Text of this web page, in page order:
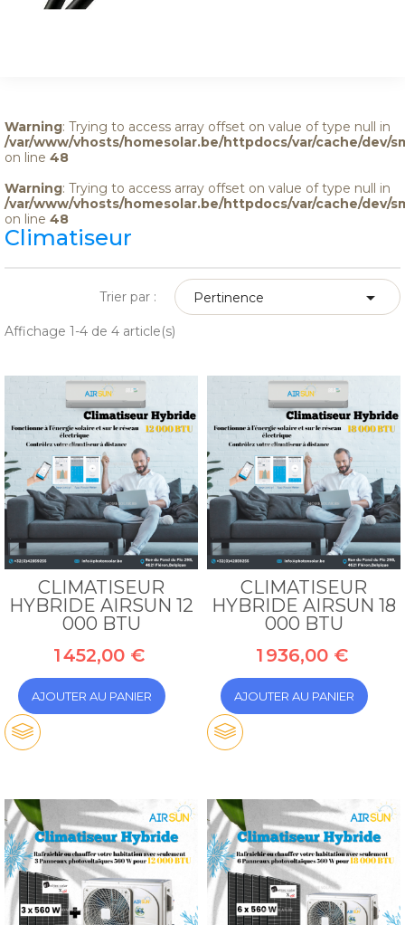
Warning: Trying to access array offset on value of type null in
/var/www/vhosts/homesolar.be/httpdocs/var/cache/dev/
on line 48
Warning: Trying to access array offset on value of type null in
/var/www/vhosts/homesolar.be/httpdocs/var/cache/dev/
on line 48
Climatiseur
Trier par : Pertinence 
Affichage 1-4 de 4 article(s)
CLIMATISEUR
HYBRIDE AIRSUN 12
000 BTU
1 452,00 €
AJOUTER AU PANIER
CLIMATISEUR
HYBRIDE AIRSUN 18
000 BTU
1 936,00 €
AJOUTER AU PANIER